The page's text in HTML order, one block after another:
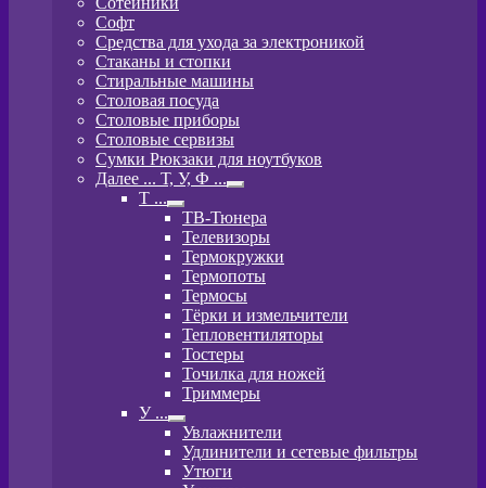
Софт
Средства для ухода за электроникой
Стаканы и стопки
Стиральные машины
Столовая посуда
Столовые приборы
Столовые сервизы
Сумки Рюкзаки для ноутбуков
Далее ... Т, У, Ф ...
Развернутое
меню
T ...
Развернутое
вложенное
меню
ТВ-Тюнера
Телевизоры
Термокружки
Термопоты
Термосы
Тёрки и измельчители
Тепловентиляторы
Тостеры
Точилка для ножей
Триммеры
У ...
Развернутое
вложенное
меню
Увлажнители
Удлинители и сетевые фильтры
Утюги